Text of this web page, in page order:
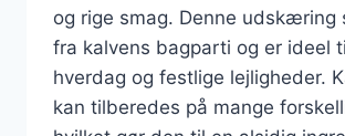
og rige smag. Denne udskæring
fra kalvens bagparti og er ideel
hverdag og festlige lejligheder.
kan tilberedes på mange